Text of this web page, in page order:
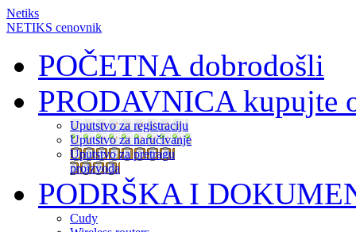
Netiks
NETIKS cenovnik
POČETNA dobrodošli
PRODAVNICAkupujte
Uputstvo za registraciju
Uputstvo za naručivanje
Uputstvo za pretragu
proizvoda
PODRŠKA I
Cudy